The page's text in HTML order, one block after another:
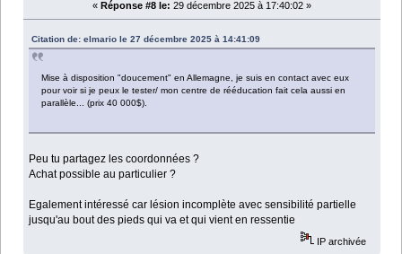
« Réponse #8 le: 29 décembre 2025 à 17:40:02 »
Citation de: elmario le 27 décembre 2025 à 14:41:09
Mise à disposition "doucement" en Allemagne, je suis en contact avec eux
pour voir si je peux le tester/ mon centre de rééducation fait cela aussi en
parallèle... (prix 40 000$).
Peu tu partagez les coordonnées ?
Achat possible au particulier ?
Egalement intéressé car lésion incomplète avec sensibilité partielle
jusqu'au bout des pieds qui va et qui vient en ressentie
IP archivée